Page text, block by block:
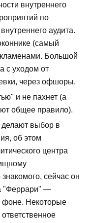
внутреннего
по
аудита.
(самый
Большой
с уходом от
через офшоры.
и не пахнет (а
общее правило).
выбор в
об этом
центра
сейчас он
"Феррари" —
фоне. Некоторые